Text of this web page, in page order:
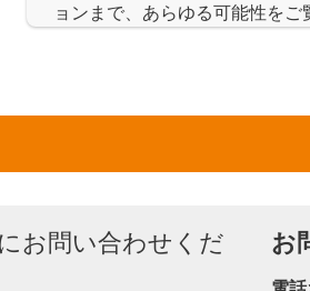
ョンまで、あらゆる可能性をご
お問い合わせくだ お